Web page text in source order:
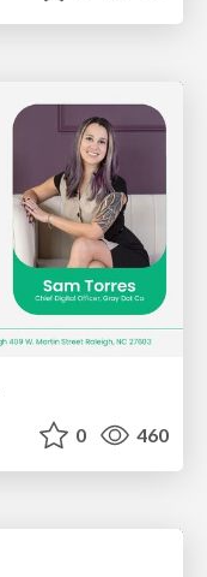
0 460